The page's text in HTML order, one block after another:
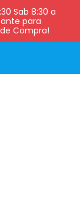
Sab 8:30 a
para
Compra!